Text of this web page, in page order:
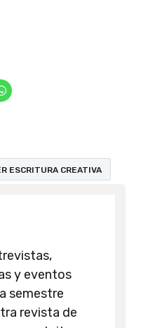
ESCRITURA CREATIVA
y eventos
semestre
revista de